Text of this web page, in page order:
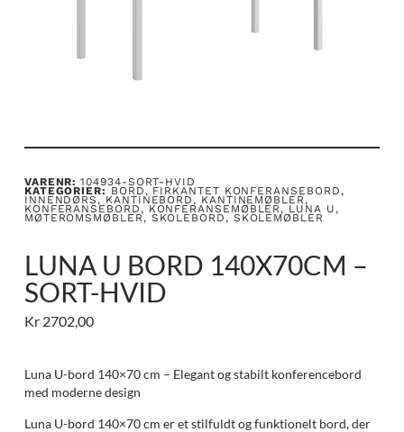
VARENR:104934-SORT-HVID
KATEGORIER: BORD, FIRKANTET KONFERANSEBORD,
INNENDØRS, KANTINEBORD, KANTINEMØBLER,
KONFERANSEBORD, KONFERANSEMØBLER, LUNA U,
MØTEROMSMØBLER, SKOLEBORD, SKOLEMØBLER
LUNA U BORD 140X70CM –
SORT-HVID
Kr2702,00
Luna U-bord 140×70 cm – Elegant og stabilt konferencebord
med moderne design
Luna U-bord 140×70 cm er et stilfuldt og funktionelt bord, der